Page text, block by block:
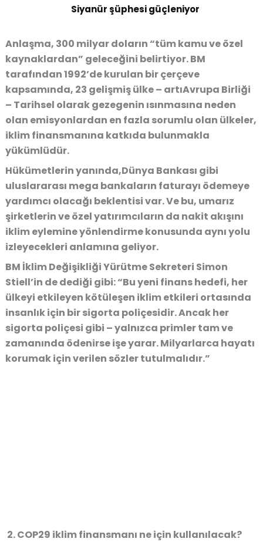
Siyanür şüphesi güçleniyor
Anlaşma, 300 milyar doların “tüm kamu ve özel
kaynaklardan” geleceğini belirtiyor. BM
tarafından 1992’de kurulan bir çerçeve
kapsamında, 23 gelişmiş ülke – artıAvrupa Birliği
– Tarihsel olarak gezegenin ısınmasına neden
olan emisyonlardan en fazla sorumlu olan ülkeler,
iklim finansmanına katkıda bulunmakla
yükümlüdür.
Hükümetlerin yanında,Dünya Bankası gibi
uluslararası mega bankaların faturayı ödemeye
yardımcı olacağı beklentisi var. Ve bu, umarız
şirketlerin ve özel yatırımcıların da nakit akışını
iklim eylemine yönlendirme konusunda aynı yolu
izleyecekleri anlamına geliyor.
BM İklim Değişikliği Yürütme Sekreteri Simon
Stiell’in de dediği gibi: “Bu yeni finans hedefi, her
ülkeyi etkileyen kötüleşen iklim etkileri ortasında
insanlık için bir sigorta poliçesidir. Ancak her
sigorta poliçesi gibi – yalnızca primler tam ve
zamanında ödenirse işe yarar. Milyarlarca hayatı
korumak için verilen sözler tutulmalıdır.”
COP29 iklim finansmanı ne için kullanılacak?